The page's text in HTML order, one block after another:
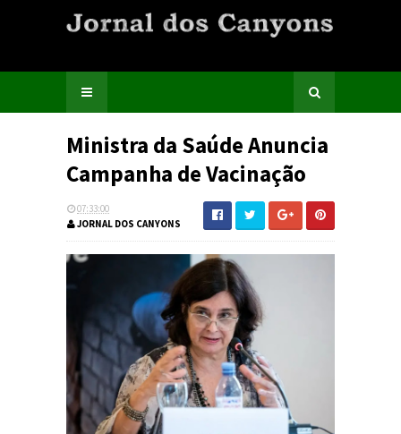
Ministra da Saúde Anuncia
Campanha de Vacinação
07:33:00
JORNAL DOS CANYONS